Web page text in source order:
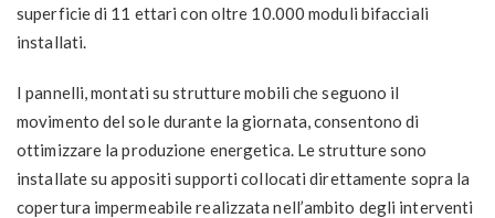
superficie di 11 ettari con oltre 10.000 moduli bifacciali
installati.
I pannelli, montati su strutture mobili che seguono il
movimento del sole durante la giornata, consentono di
ottimizzare la produzione energetica. Le strutture sono
installate su appositi supporti collocati direttamente sopra la
copertura impermeabile realizzata nell’ambito degli interventi